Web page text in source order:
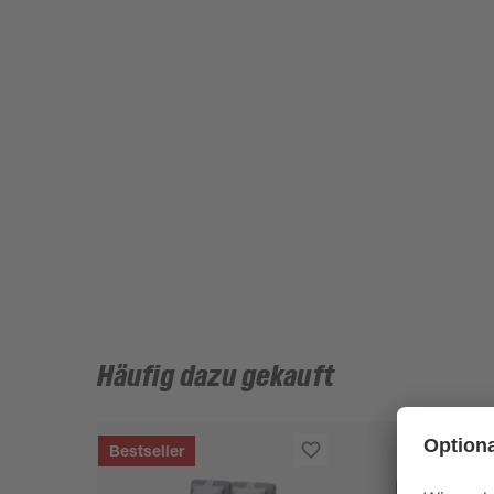
Häufig dazu gekauft
Bestseller